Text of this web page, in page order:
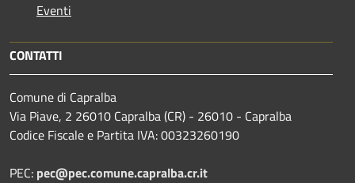
Eventi
CONTATTI
Comune di Capralba
Via Piave, 2 26010 Capralba (CR) - 26010 - Capralba
Codice Fiscale e Partita IVA: 00323260190
PEC: pec@pec.comune.capralba.cr.it